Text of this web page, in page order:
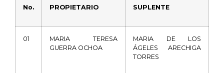
No. PROPIETARIO SUPLENTE
01 MARIA
TERESA
GUERRA OCHOA
MARIA DE
LOS
ÁGELES
ARECHIGA
TORRES